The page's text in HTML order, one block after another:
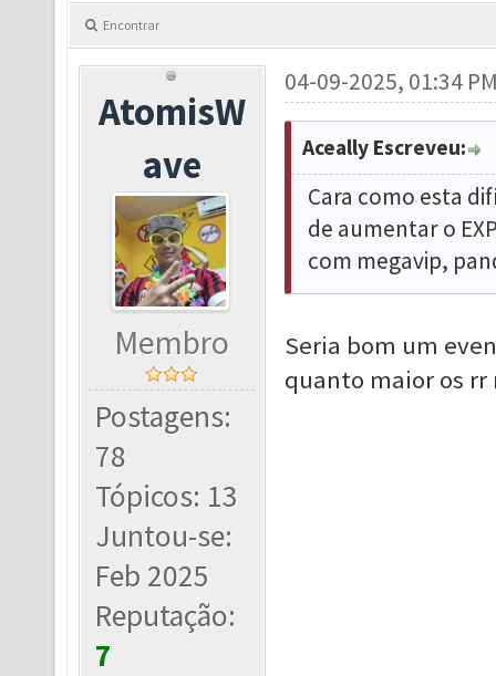
Encontrar
AtomisW
ave
Membro
Postagens:
78
Tópicos: 13
Juntou-se:
Feb 2025
Reputação:
7
04-09-2025, 01:34
Aceally Escreveu:
Cara como esta
de aumentar o
com megavip,
Seria bom um
quanto maior os